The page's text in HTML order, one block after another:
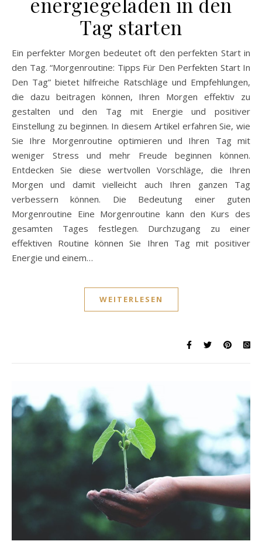
Tag starten
Ein perfekter Morgen bedeutet oft den perfekten Start in
den Tag. “Morgenroutine: Tipps Für Den Perfekten Start In
Den Tag” bietet hilfreiche Ratschläge und Empfehlungen,
die dazu beitragen können, Ihren Morgen effektiv zu
gestalten und den Tag mit Energie und positiver
Einstellung zu beginnen. In diesem Artikel erfahren Sie, wie
Sie Ihre Morgenroutine optimieren und Ihren Tag mit
weniger Stress und mehr Freude beginnen können.
Entdecken Sie diese wertvollen Vorschläge, die Ihren
Morgen und damit vielleicht auch Ihren ganzen Tag
verbessern können. Die Bedeutung einer guten
Morgenroutine Eine Morgenroutine kann den Kurs des
gesamten Tages festlegen. Durchzugang zu einer
effektiven Routine können Sie Ihren Tag mit positiver
Energie und einem…
WEITERLESEN